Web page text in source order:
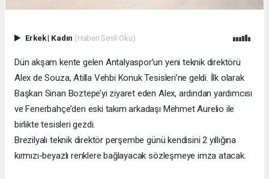
Erkek| Kadın (Haberi Sesli Oku)
Dün akşam kente gelen Antalyaspor’un yeni teknik direktörü
Alex de Souza, Atilla Vehbi Konuk Tesisleri’ne geldi. İlk olarak
Başkan Sinan Boztepe’yi ziyaret eden Alex, ardından yardımcısı
ve Fenerbahçe’den eski takım arkadaşı Mehmet Aurelio ile
birlikte tesisleri gezdi.
Brezilyalı teknik direktör perşembe günü kendisini 2 yıllığına
kırmızı-beyazlı renklere bağlayacak sözleşmeye imza atacak.